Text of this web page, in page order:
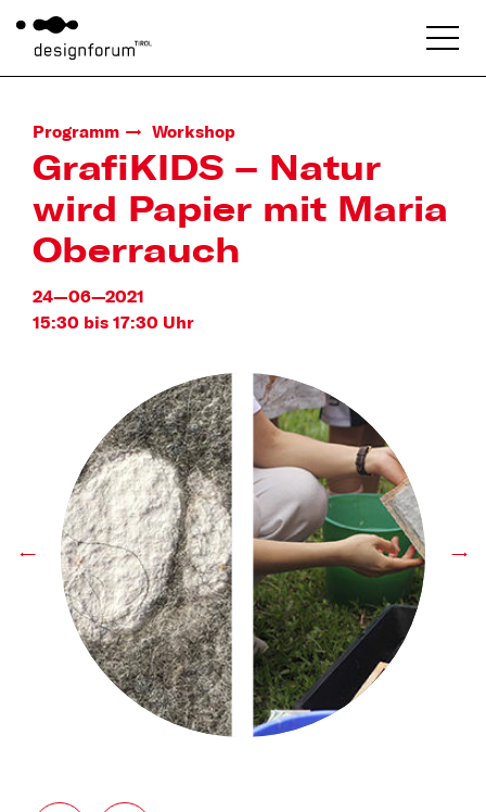
Programm Workshop
GrafiKIDS – Natur
wird Papier mit Maria
Oberrauch
24—06—2021
15:30 bis 17:30 Uhr
← →